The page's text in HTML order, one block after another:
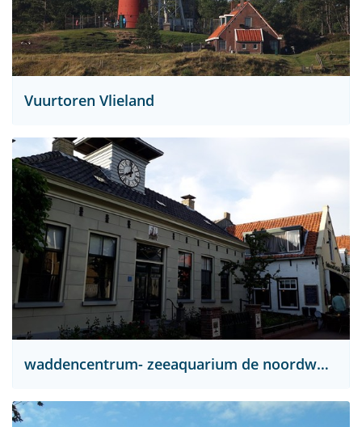
Vuurtoren Vlieland
waddencentrum- zeeaquarium de noordwester